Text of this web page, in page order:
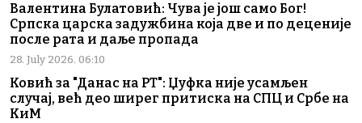
Валентина Булатовић: Чува је још само Бог!
Српска царска задужбина која две и по деценије
после рата и даље пропада
28. July 2026. 06:10
Ковић за "Данас на РТ": Џуфка није усамљен
случај, већ део ширег притиска на СПЦ и Србе на
КиМ